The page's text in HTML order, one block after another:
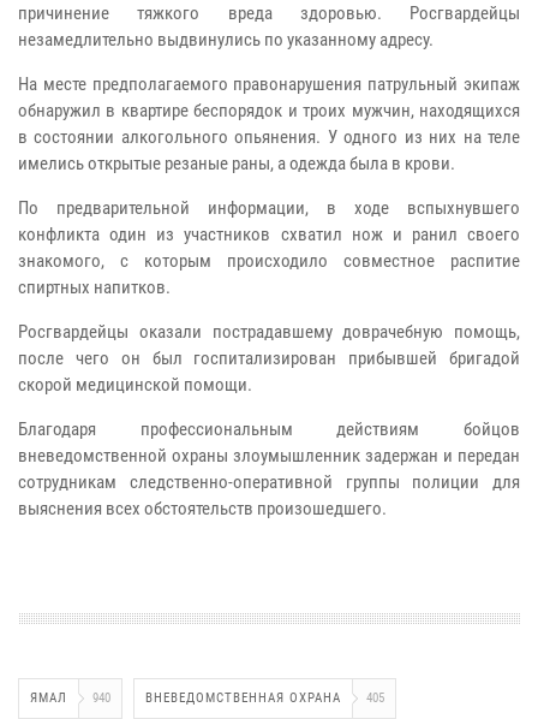
причинение тяжкого вреда здоровью. Росгвардейцы
незамедлительно выдвинулись по указанному адресу.
На месте предполагаемого правонарушения патрульный экипаж
обнаружил в квартире беспорядок и троих мужчин, находящихся
в состоянии алкогольного опьянения. У одного из них на теле
имелись открытые резаные раны, а одежда была в крови.
По предварительной информации, в ходе вспыхнувшего
конфликта один из участников схватил нож и ранил своего
знакомого, с которым происходило совместное распитие
спиртных напитков.
Росгвардейцы оказали пострадавшему доврачебную помощь,
после чего он был госпитализирован прибывшей бригадой
скорой медицинской помощи.
Благодаря профессиональным действиям бойцов
вневедомственной охраны злоумышленник задержан и передан
сотрудникам следственно-оперативной группы полиции для
выяснения всех обстоятельств произошедшего.
ЯМАЛ 940 ВНЕВЕДОМСТВЕННАЯ ОХРАНА 405